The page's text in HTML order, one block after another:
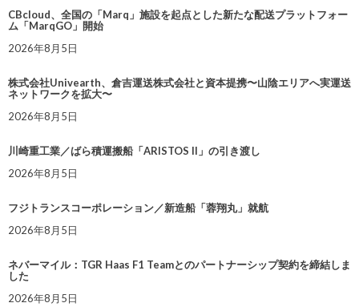
CBcloud、全国の「Marq」施設を起点とした新たな配送プラットフォー
ム「MarqGO」開始
2026年8月5日
株式会社Univearth、倉吉運送株式会社と資本提携〜山陰エリアへ実運送
ネットワークを拡大〜
2026年8月5日
川崎重工業／ばら積運搬船「ARISTOS II」の引き渡し
2026年8月5日
フジトランスコーポレーション／新造船「蓉翔丸」就航
2026年8月5日
ネバーマイル：TGR Haas F1 Teamとのパートナーシップ契約を締結しま
した
2026年8月5日